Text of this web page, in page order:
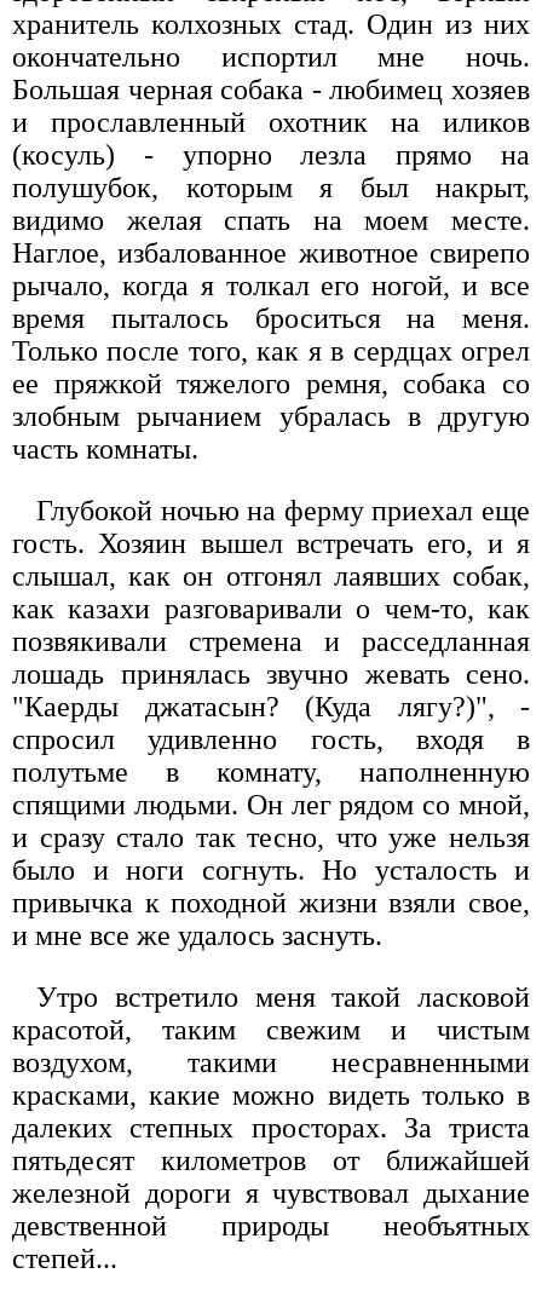
хранитель колхозных стад. Один из них
окончательно испортил мне ночь.
Большая черная собака - любимец хозяев
и прославленный охотник на иликов
(косуль) - упорно лезла прямо на
полушубок, которым я был накрыт,
видимо желая спать на моем месте.
Наглое, избалованное животное свирепо
рычало, когда я толкал его ногой, и все
время пыталось броситься на меня.
Только после того, как я в сердцах огрел
ее пряжкой тяжелого ремня, собака со
злобным рычанием убралась в другую
часть комнаты.
Глубокой ночью на ферму приехал еще
гость. Хозяин вышел встречать его, и я
слышал, как он отгонял лаявших собак,
как казахи разговаривали о чем-то, как
позвякивали стремена и расседланная
лошадь принялась звучно жевать сено.
"Каерды джатасын? (Куда лягу?)", -
спросил удивленно гость, входя в
полутьме в комнату, наполненную
спящими людьми. Он лег рядом со мной,
и сразу стало так тесно, что уже нельзя
было и ноги согнуть. Но усталость и
привычка к походной жизни взяли свое,
и мне все же удалось заснуть.
Утро встретило меня такой ласковой
красотой, таким свежим и чистым
воздухом, такими несравненными
красками, какие можно видеть только в
далеких степных просторах. За триста
пятьдесят километров от ближайшей
железной дороги я чувствовал дыхание
девственной природы необъятных
степей...